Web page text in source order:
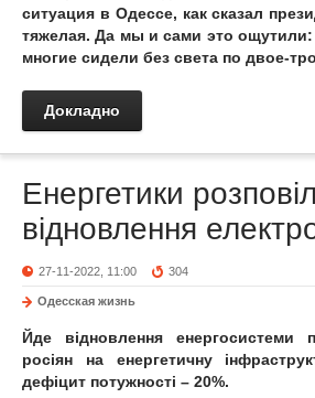
ситуация в Одессе, как сказал
тяжелая. Да мы и сами это
многие сидели без света по двое-
Докладно
Енергетики
відновлення
27-11-2022, 11:00 304
Одесская жизнь
Йде відновлення енергосистеми
росіян на енергетичну
дефіцит потужності – 20%.